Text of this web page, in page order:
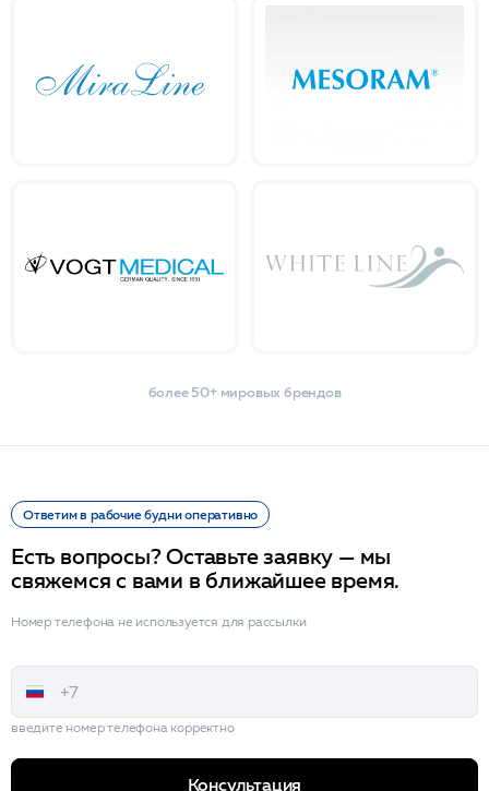
более 50+ мировых брендов
Ответим в рабочие будни оперативно
Есть вопросы? Оставьте заявку — мы
свяжемся с вами в ближайшее время.
Номер телефона не используется для рассылки
введите номер телефона корректно
Консультация